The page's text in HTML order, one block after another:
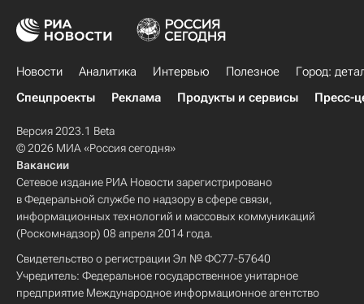
Новости Аналитика Интервью Полезное
Город:
Спецпроекты
Реклама Продукты и сервисы Пресс-
Версия 2023.1 Beta
© 2026 МИА «Россия сегодня»
Вакансии
Сетевое издание РИА Новости зарегистрировано
в Федеральной службе по надзору в сфере связи,
информационных технологий и массовых коммуникаций
(Роскомнадзор) 08 апреля 2014 года.
Свидетельство о регистрации Эл № ФС77-57640
Учредитель: Федеральное государственное унитарное
предприятие Международное информационное агентство